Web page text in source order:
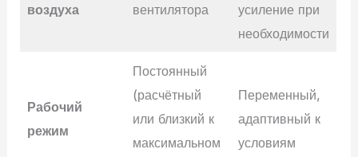
воздуха
вентилятора
усиление при
необходимости
Рабочий
режим
Постоянный
(расчётный
или близкий к
максимальном
Переменный,
адаптивный к
условиям